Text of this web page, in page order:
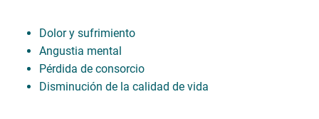
Dolor y sufrimiento
Angustia mental
Pérdida de consorcio
Disminución de la calidad de vida